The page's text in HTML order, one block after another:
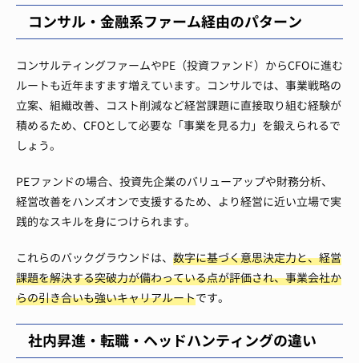
コンサル・金融系ファーム経由のパターン
コンサルティングファームやPE（投資ファンド）からCFOに進む
ルートも近年ますます増えています。コンサルでは、事業戦略の
立案、組織改善、コスト削減など経営課題に直接取り組む経験が
積めるため、CFOとして必要な「事業を見る力」を鍛えられるで
しょう。
PEファンドの場合、投資先企業のバリューアップや財務分析、
経営改善をハンズオンで支援するため、より経営に近い立場で実
践的なスキルを身につけられます。
これらのバックグラウンドは、 数字に基づく意思決定力と、経営
課題を解決する突破力が備わっている点が評価され、事業会社か
らの引き合いも強いキャリアルートです。
社内昇進・転職・ヘッドハンティングの違い